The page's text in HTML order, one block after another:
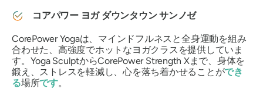
コアパワー ヨガ ダウンタウン サンノゼ
CorePower Yogaは、マインドフルネスと全身運動を組み
合わせた、高強度でホットなヨガクラスを提供していま
す。Yoga SculptからCorePower Strength Xまで、身体を
鍛え、ストレスを軽減し、心を落ち着かせることができ
る場所です。